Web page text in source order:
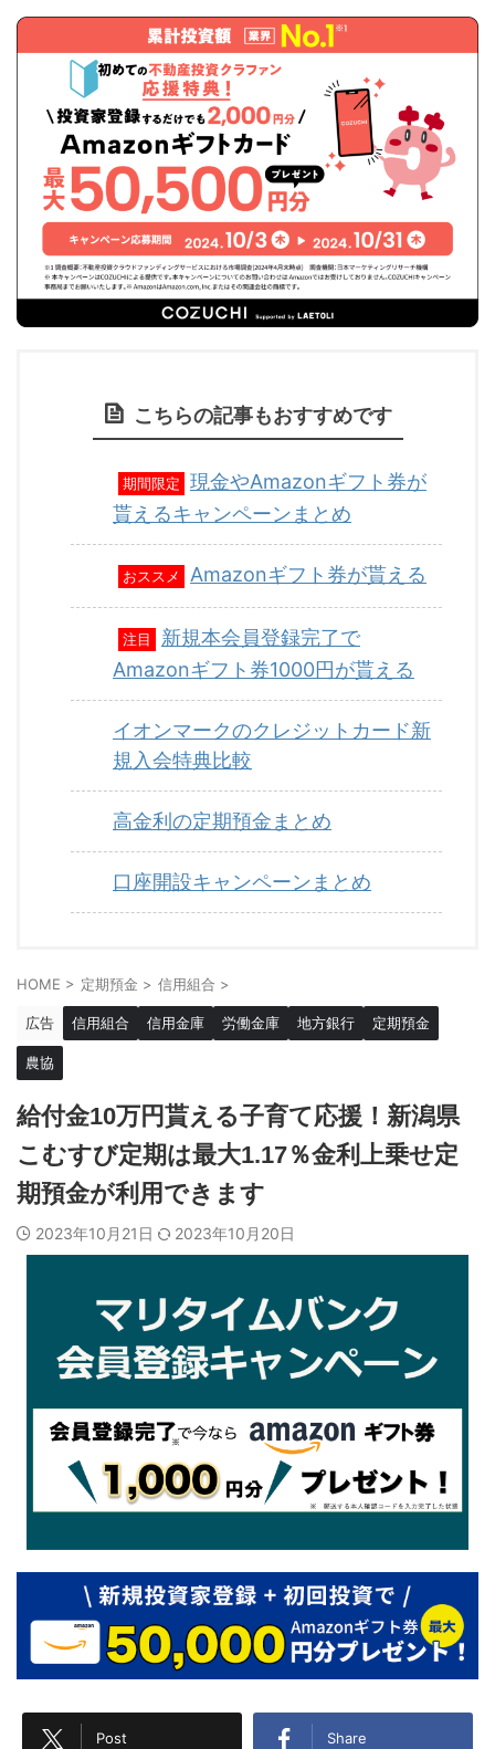
こちらの記事もおすすめです
期間限定
現金やAmazonギフト券が
貰えるキャンペーンまとめ
おススメ Amazonギフト券が貰える
注目
新規本会員登録完了で
Amazonギフト券1000円が貰える
イオンマークのクレジットカード新
規入会特典比較
高金利の定期預金まとめ
口座開設キャンペーンまとめ
HOME > 定期預金 > 信用組合 >
広告 信用組合 信用金庫 労働金庫 地方銀行 定期預金
農協
給付金10万円貰える子育て応援！新潟県
こむすび定期は最大1.17％金利上乗せ定
期預金が利用できます
2023年10月21日 2023年10月20日
Post Share